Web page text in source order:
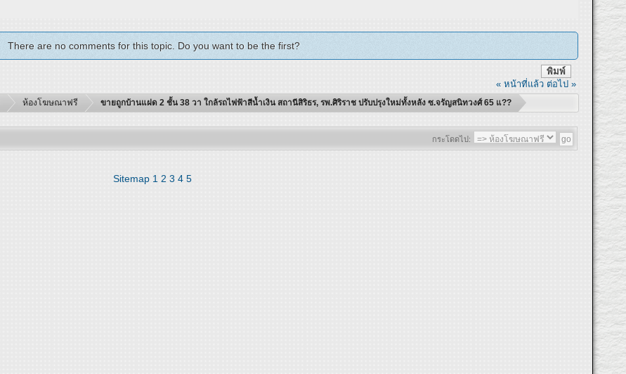
There are no comments for this topic. Do you want to be the first?
พิมพ์
« หน้าที่แล้ว ต่อไป »
ห้องโฆษณาฟรี ขายถูกบ้านแฝด 2 ชั้น 38 วา ใกล้รถไฟฟ้าสีน้ำเงิน สถานีสิริธร, รพ.ศิริราช ปรับปรุงใหม่ทั้งหลัง ซ.จรัญสนิทวงศ์ 65 แ??
กระโดดไป:
Sitemap 1 2 3 4 5